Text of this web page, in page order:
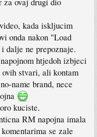
kada iskljucim
onda nakon "Load
dalje ne prepoznaje.
htjedoh izbjeci
stvari, ali kontam
name brand, nece
kuciste.
RM napojna imala
se zale